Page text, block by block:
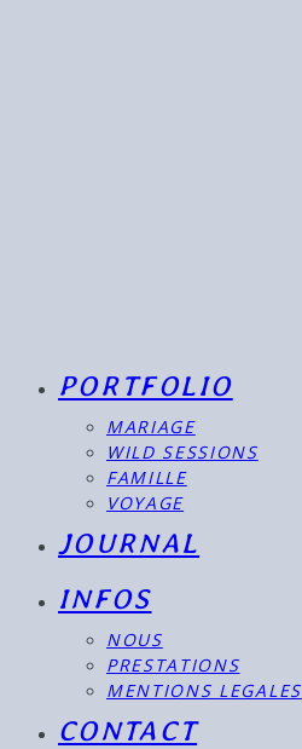
PORTFOLIO
MARIAGE
WILD SESSIONS
FAMILLE
VOYAGE
JOURNAL
INFOS
NOUS
PRESTATIONS
MENTIONS LEGALES
CONTACT